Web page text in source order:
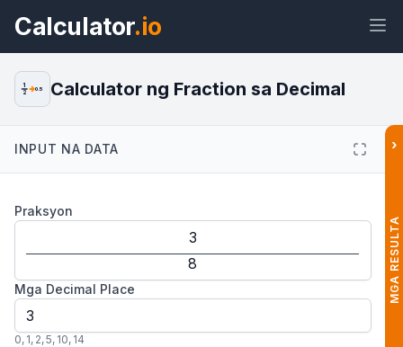
Calculator.io
Preview Calculator ng Fraction sa
1
2
0.5 Calculator ng Fraction sa Decimal
INPUT NA DATA
Praksyon
Mga Decimal Place
0, 1, 2,5, 10, 14
›
MGA RESULTA